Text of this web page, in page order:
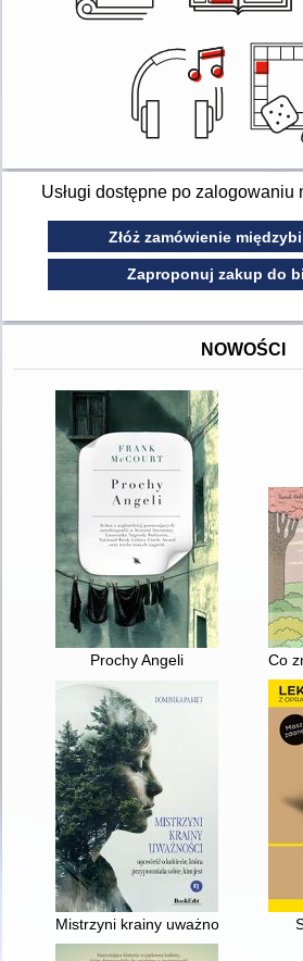
Usługi dostępne po zalogowaniu
Złóż zamówienie
Zaproponuj zakup do
NOWOŚCI
Prochy Angeli Co
Mistrzyni krainy uważności :